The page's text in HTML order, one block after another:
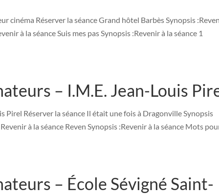
cinéma Réserver la séance Grand hôtel Barbès Synopsis
à la séance Suis mes pas Synopsis :Revenir à la séance 1
– I.M.E. Jean-Louis
Pirel Réserver la séance Il était une fois à Dragonville Synopsis
à la séance Reven Synopsis :Revenir à la séance Mots
– École Sévigné Saint-